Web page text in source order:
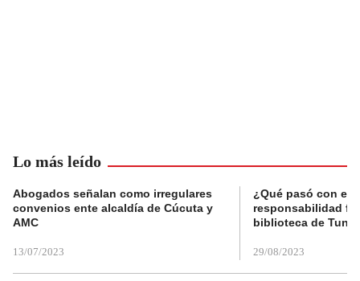
Lo más leído
Abogados señalan como irregulares
convenios ente alcaldía de Cúcuta y
AMC
13/07/2023
¿Qué pasó con el
responsabilidad
biblioteca de
29/08/2023